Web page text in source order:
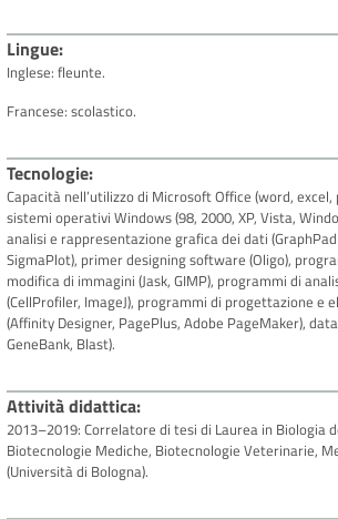
Lingue
Inglese: fleunte.
Francese: scolastico.
Tecnologie
Capacità nell’utilizzo di Microsoft Office (word,
sistemi operativi Windows (98, 2000, XP, Vista,
analisi e rappresentazione grafica dei dati
SigmaPlot), primer designing software (Oligo),
modifica di immagini (Jask, GIMP), programmi di
(CellProfiler, ImageJ), programmi di progettazione e
(Affinity Designer, PagePlus, Adobe PageMaker),
GeneBank, Blast).
Attività didattica
2013–2019: Correlatore di tesi di Laurea in Biologia
Biotecnologie Mediche, Biotecnologie Veterinarie,
(Università di Bologna).